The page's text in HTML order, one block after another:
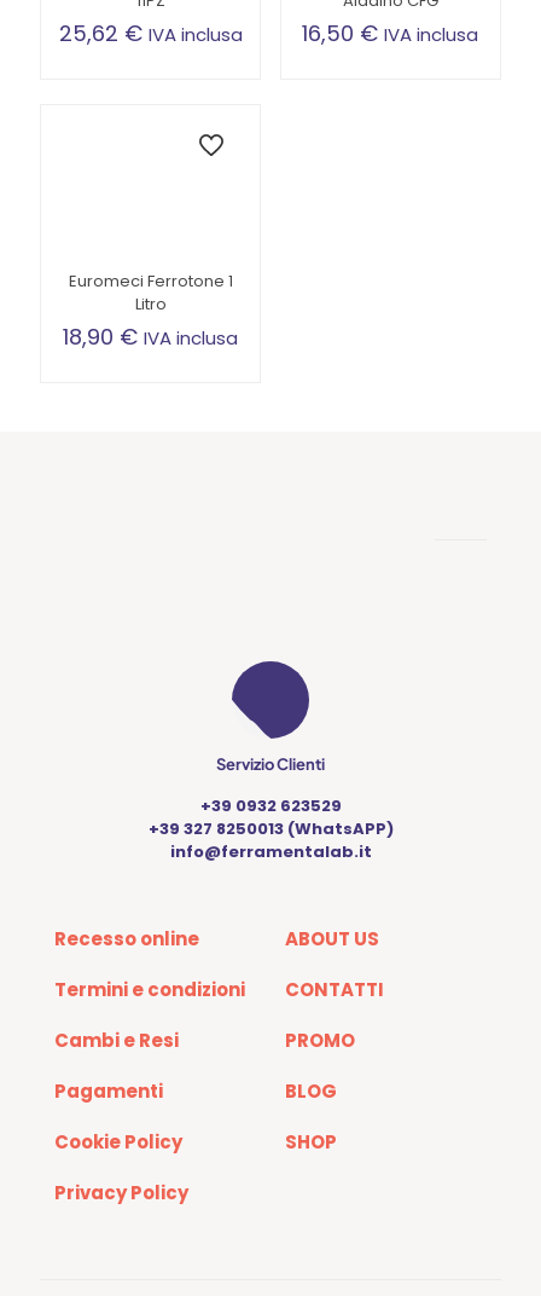
25,62 € IVA inclusa 16,50 € IVA inclusa
Euromeci Ferrotone 1
Litro
18,90 € IVA inclusa
Servizio Clienti
+39 0932 623529
+39 327 8250013 (WhatsAPP)
info@ferramentalab.it
Recesso online
Termini e condizioni
Cambi e Resi
Pagamenti
Cookie Policy
Privacy Policy
ABOUT US
CONTATTI
PROMO
BLOG
SHOP